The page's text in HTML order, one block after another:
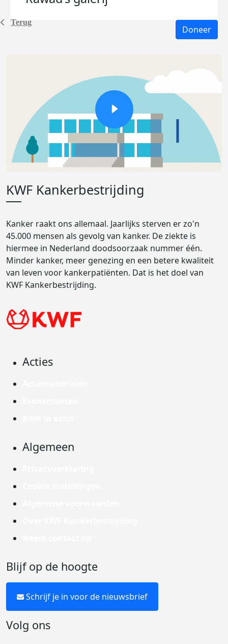
Terug
Doneer
KWF Kankerbestrijding
Kanker raakt ons allemaal. Jaarlijks sterven er zo'n
45.000 mensen als gevolg van kanker. De ziekte is
hiermee in Nederland doodsoorzaak nummer één.
Minder kanker, meer genezing en een betere kwaliteit
van leven voor kankerpatiënten. Dat is het doel van
KWF Kankerbestrijding.
Acties
Algemeen
Blijf op de hoogte
Schrijf je in voor de nieuwsbrief
Volg ons